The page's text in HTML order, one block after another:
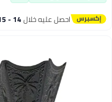
احصل عليه خلال 14 - 15